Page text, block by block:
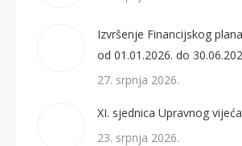
Izvršenje Financijskog
od 01.01.2026. do
27. srpnja 2026.
XI. sjednica Upravnog vijeća
23. srpnja 2026.